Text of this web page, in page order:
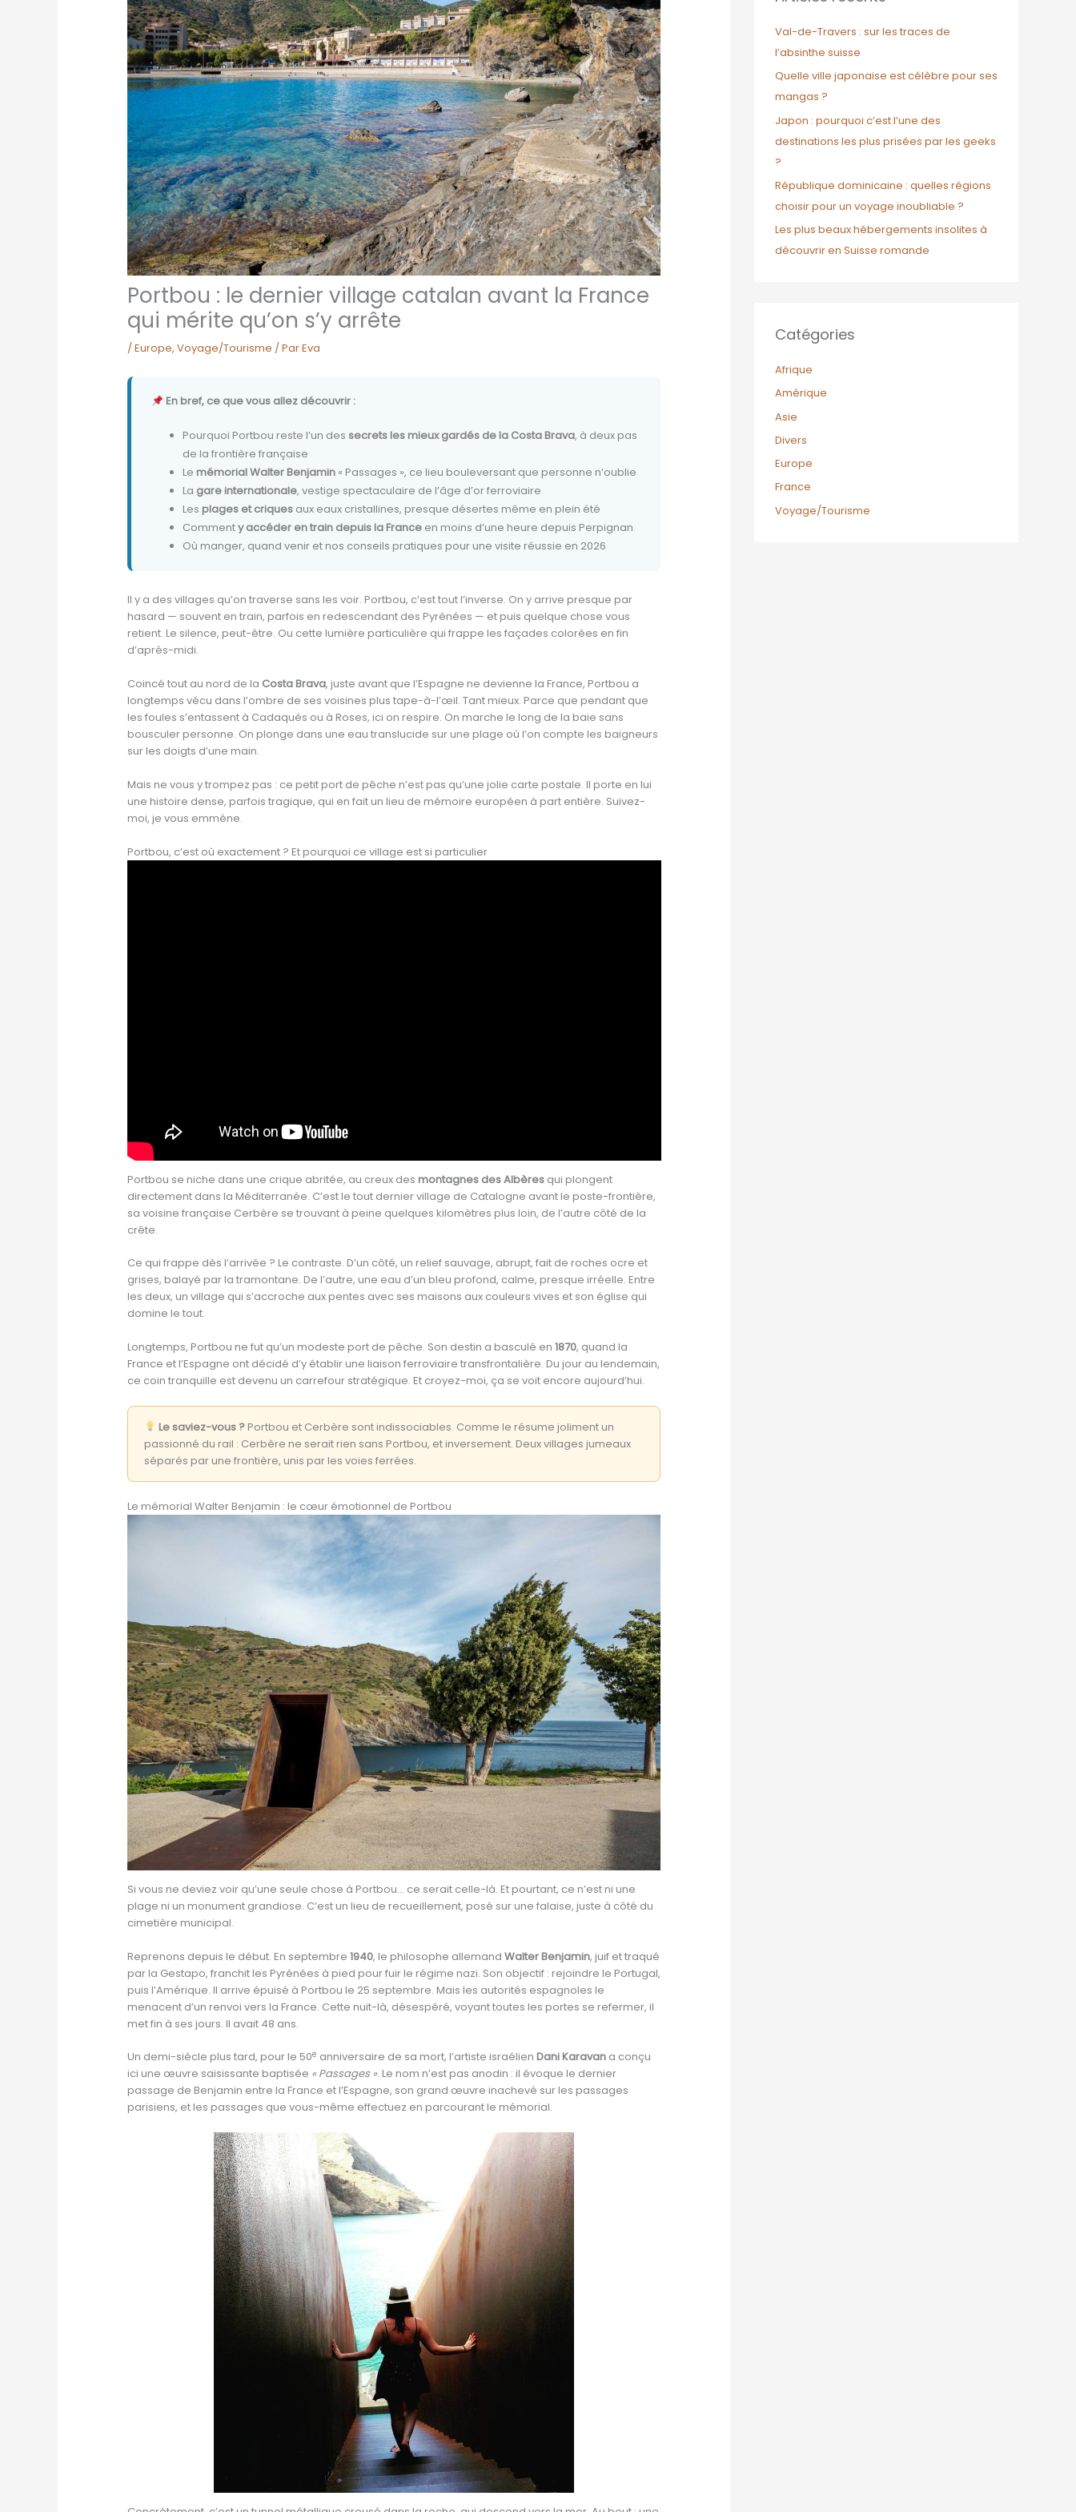
Portbou : le dernier village catalan avant la France
qui mérite qu’on s’y arrête
/ Europe, Voyage/Tourisme / ParEva
En bref, ce que vous allez découvrir :
Pourquoi Portbou reste l’un des secrets les mieux gardés de la Costa Brava, à deux pas
de la frontière française
Le mémorial Walter Benjamin« Passages », ce lieu bouleversant que personne n’oublie
La gare internationale, vestige spectaculaire de l’âge d’or ferroviaire
Les plages et criquesaux eaux cristallines, presque désertes même en plein été
Commenty accéder en train depuis la Franceen moins d’une heure depuis Perpignan
Où manger, quand venir et nos conseils pratiques pour une visite réussie en 2026
Il y a des villages qu’on traverse sans les voir. Portbou, c’est tout l’inverse. On y arrive presque par
hasard — souvent en train, parfois en redescendant des Pyrénées — et puis quelque chose vous
retient. Le silence, peut-être. Ou cette lumière particulière qui frappe les façades colorées en fin
d’après-midi.
Coincé tout au nord de la Costa Brava, juste avant que l’Espagne ne devienne la France, Portbou a
longtemps vécu dans l’ombre de ses voisines plus tape-à-l’œil. Tant mieux. Parce que pendant que
les foules s’entassent à Cadaqués ou à Roses, ici on respire. On marche le long de la baie sans
bousculer personne. On plonge dans une eau translucide sur une plage où l’on compte les baigneurs
sur les doigts d’une main.
Mais ne vous y trompez pas : ce petit port de pêche n’est pas qu’une jolie carte postale. Il porte en lui
une histoire dense, parfois tragique, qui en fait un lieu de mémoire européen à part entière. Suivez-
moi, je vous emmène.
Portbou, c’est où exactement ? Et pourquoi ce village est si particulier
Portbou se niche dans une crique abritée, au creux des montagnes des Albèresqui plongent
directement dans la Méditerranée. C’est le tout dernier village de Catalogne avant le poste-frontière,
sa voisine française Cerbère se trouvant à peine quelques kilomètres plus loin, de l’autre côté de la
crête.
Ce qui frappe dès l’arrivée ? Le contraste. D’un côté, un relief sauvage, abrupt, fait de roches ocre et
grises, balayé par la tramontane. De l’autre, une eau d’un bleu profond, calme, presque irréelle. Entre
les deux, un village qui s’accroche aux pentes avec ses maisons aux couleurs vives et son église qui
domine le tout.
Longtemps, Portbou ne fut qu’un modeste port de pêche. Son destin a basculé en 1870, quand la
France et l’Espagne ont décidé d’y établir une liaison ferroviaire transfrontalière. Du jour au lendemain,
ce coin tranquille est devenu un carrefour stratégique. Et croyez-moi, ça se voit encore aujourd’hui.
Le saviez-vous ?Portbou et Cerbère sont indissociables. Comme le résume joliment un
passionné du rail : Cerbère ne serait rien sans Portbou, et inversement. Deux villages jumeaux
séparés par une frontière, unis par les voies ferrées.
Le mémorial Walter Benjamin : le cœur émotionnel de Portbou
Si vous ne deviez voir qu’une seule chose à Portbou… ce serait celle-là. Et pourtant, ce n’est ni une
plage ni un monument grandiose. C’est un lieu de recueillement, posé sur une falaise, juste à côté du
cimetière municipal.
Reprenons depuis le début. En septembre 1940, le philosophe allemand Walter Benjamin, juif et traqué
par la Gestapo, franchit les Pyrénées à pied pour fuir le régime nazi. Son objectif : rejoindre le Portugal,
puis l’Amérique. Il arrive épuisé à Portbou le 25 septembre. Mais les autorités espagnoles le
menacent d’un renvoi vers la France. Cette nuit-là, désespéré, voyant toutes les portes se refermer, il
met fin à ses jours. Il avait 48 ans.
Un demi-siècle plus tard, pour le 50e anniversaire de sa mort, l’artiste israélien Dani Karavana conçu
ici une œuvre saisissante baptisée « Passages ». Le nom n’est pas anodin : il évoque le dernier
passage de Benjamin entre la France et l’Espagne, son grand œuvre inachevé sur les passages
parisiens, et les passages que vous-même effectuez en parcourant le mémorial.
c
h
e
r
Val-de-Travers : sur les traces de
l’absinthe suisse
Quelle ville japonaise est célèbre pour ses
mangas ?
Japon : pourquoi c’est l’une des
destinations les plus prisées par les geeks
?
République dominicaine : quelles régions
choisir pour un voyage inoubliable ?
Les plus beaux hébergements insolites à
découvrir en Suisse romande
Catégories
Afrique
Amérique
Asie
Divers
Europe
France
Voyage/Tourisme